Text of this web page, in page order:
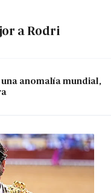
a Rodri
anomalía mundial,